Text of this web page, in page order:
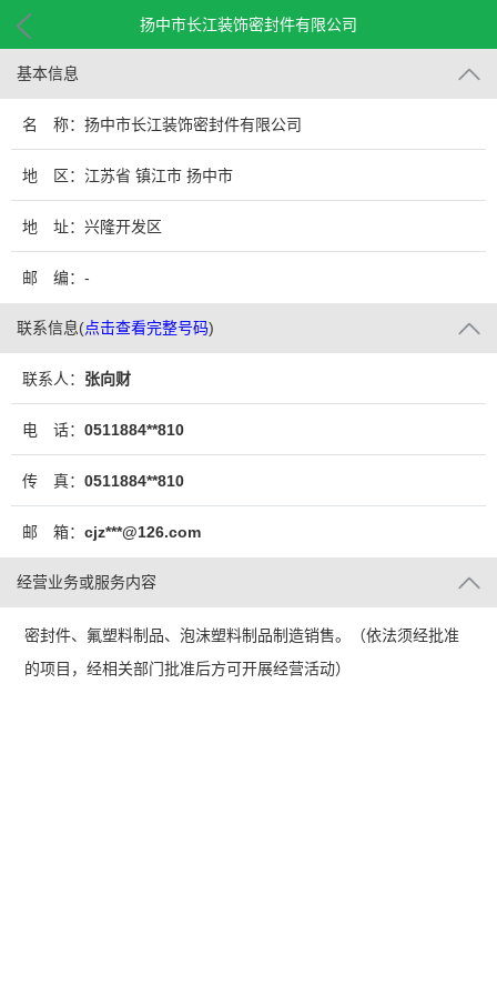
扬中市长江装饰密封件有限公司
基本信息
名 称：扬中市长江装饰密封件有限公司
地 区：江苏省 镇江市 扬中市
地 址：兴隆开发区
邮 编：-
联系信息(点击查看完整号码)
联系人： 张向财
电 话： 0511884**810
传 真： 0511884**810
邮 箱： cjz***@126.com
经营业务或服务内容
密封件、氟塑料制品、泡沫塑料制品制造销售。（依法须经批准
的项目，经相关部门批准后方可开展经营活动）